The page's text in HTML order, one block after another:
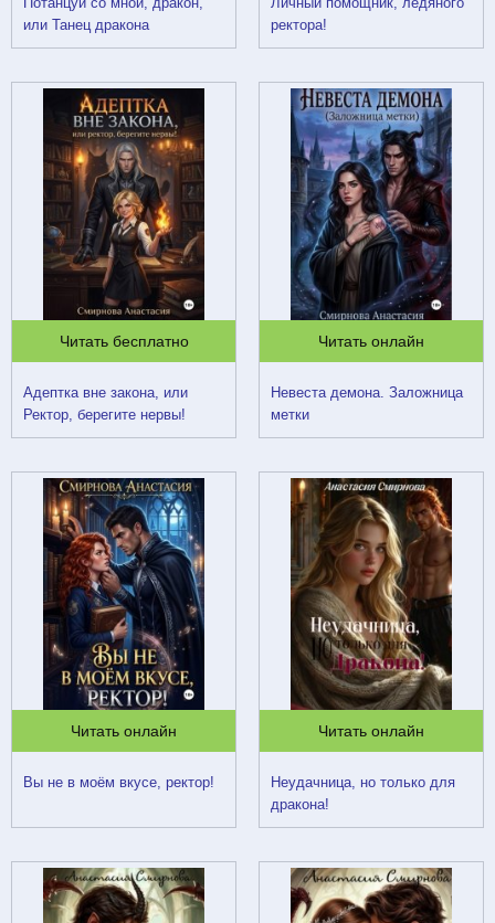
или Танец дракона
ректора!
Читать бесплатно
Адептка вне закона, или
Ректор, берегите нервы!
Читать онлайн
Невеста демона. Заложница
метки
Читать онлайн
Вы не в моём вкусе, ректор!
Читать онлайн
Неудачница, но только для
дракона!